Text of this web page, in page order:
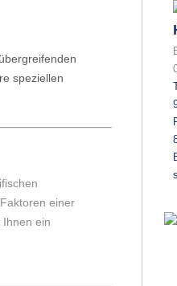
speziellen
einer
Ihnen ein